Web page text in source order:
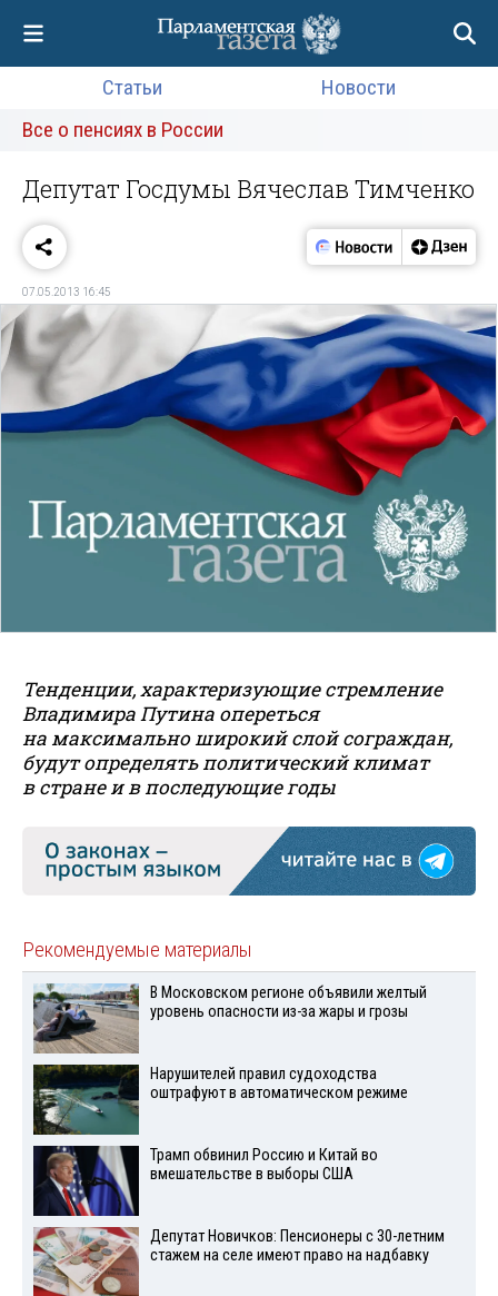
Статьи
Новости
Все о пенсиях в России
Депутат Госдумы Вячеслав Тимченко
07.05.2013 16:45
Тенденции, характеризующие стремление
Владимира Путина опереться
на максимально широкий слой сограждан,
будут определять политический климат
в стране и в последующие годы
Рекомендуемые материалы
В Московском регионе объявили желтый
уровень опасности из-за жары и грозы
Нарушителей правил судоходства
оштрафуют в автоматическом режиме
Трамп обвинил Россию и Китай во
вмешательстве в выборы США
Депутат Новичков: Пенсионеры с 30-летним
стажем на селе имеют право на надбавку